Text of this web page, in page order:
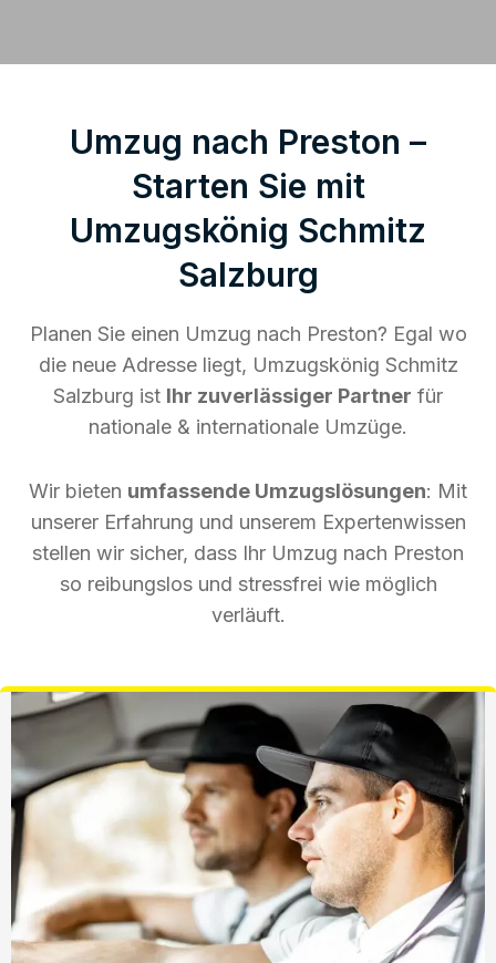
Umzug nach Preston –
Starten Sie mit
Umzugskönig Schmitz
Salzburg
Planen Sie einen Umzug nach Preston? Egal wo
die neue Adresse liegt, Umzugskönig Schmitz
Salzburg ist Ihr zuverlässiger Partner für
nationale & internationale Umzüge.
Wir bieten umfassende Umzugslösungen: Mit
unserer Erfahrung und unserem Expertenwissen
stellen wir sicher, dass Ihr Umzug nach Preston
so reibungslos und stressfrei wie möglich
verläuft.